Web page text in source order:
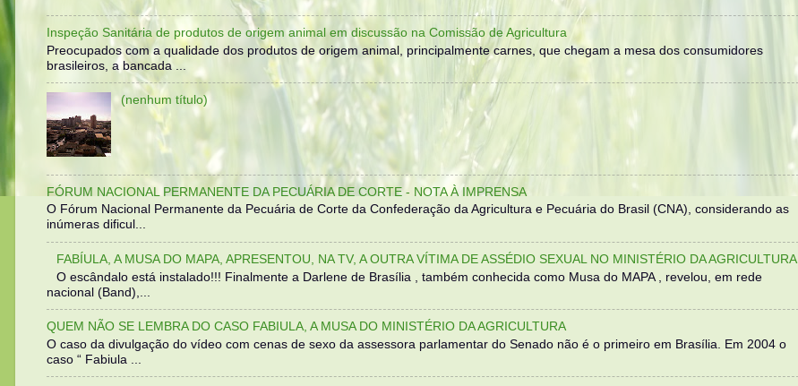
Inspeção Sanitária de produtos de origem animal em discussão na Comissão de Agricultura
Preocupados com a qualidade dos produtos de origem animal, principalmente carnes, que chegam a mesa dos consumidores
brasileiros, a bancada ...
(nenhum título)
FÓRUM NACIONAL PERMANENTE DA PECUÁRIA DE CORTE - NOTA À IMPRENSA
O Fórum Nacional Permanente da Pecuária de Corte da Confederação da Agricultura e Pecuária do Brasil (CNA), considerando as
inúmeras dificul...
FABÍULA, A MUSA DO MAPA, APRESENTOU, NA TV, A OUTRA VÍTIMA DE ASSÉDIO SEXUAL NO MINISTÉRIO DA AGRICULTURA
O escândalo está instalado!!! Finalmente a Darlene de Brasília , também conhecida como Musa do MAPA , revelou, em rede
nacional (Band),...
QUEM NÃO SE LEMBRA DO CASO FABIULA, A MUSA DO MINISTÉRIO DA AGRICULTURA
O caso da divulgação do vídeo com cenas de sexo da assessora parlamentar do Senado não é o primeiro em Brasília. Em 2004 o
caso “ Fabiula ...